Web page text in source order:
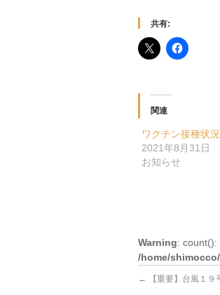
共有:
関連
ワクチン接種状況
2021年8月31日
お知らせ
Warning:
/home/
← 【重要】台風１９